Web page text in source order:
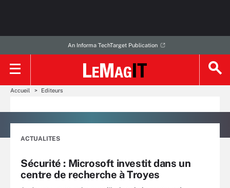
An Informa TechTarget Publication
Accueil Editeurs
ACTUALITES
Sécurité : Microsoft investit dans un
centre de recherche à Troyes